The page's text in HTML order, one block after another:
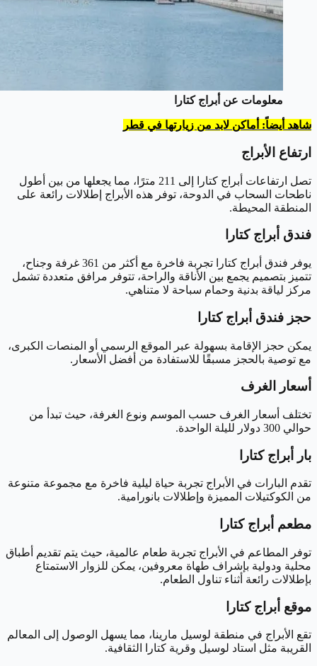
معلومات عن أبراج كتارا
شاهد أيضاً: أماكن لابد من زيارتها في قطر
ارتفاع الأبراج
تصل ارتفاعات أبراج كتارا إلى 211 مترًا، مما يجعلها من بين أطول
ناطحات السحاب في الدوحة، توفر هذه الأبراج إطلالات رائعة على
المنطقة المحيطة.
فندق أبراج كتارا
يوفر فندق أبراج كتارا تجربة فاخرة مع أكثر من 361 غرفة وجناح،
تتميز بتصميم يجمع بين الأناقة والراحة، تتوفر مرافق متعددة تشمل
مركز لياقة بدنية وحمام سباحة لا متناهي.
حجز فندق أبراج كتارا
يمكن حجز الإقامة بسهولة عبر الموقع الرسمي أو المنصات الكبرى،
مع توصية بالحجز مسبقًا للاستفادة من أفضل الأسعار.
أسعار الغرف
تختلف أسعار الغرف حسب الموسم ونوع الغرفة، حيث تبدأ من
حوالي 300 دولار لليلة الواحدة.
بار أبراج كتارا
تقدم البارات في الأبراج تجربة حياة ليلية فاخرة مع مجموعة متنوعة
من الكوكتيلات المميزة وإطلالات بانورامية.
مطعم أبراج كتارا
توفر المطاعم في الأبراج تجربة طعام عالمية، حيث يتم تقديم أطباق
محلية ودولية بإشراف طهاة معروفين، يمكن للزوار الاستمتاع
بإطلالات رائعة أثناء تناول الطعام.
موقع أبراج كتارا
تقع الأبراج في منطقة لوسيل مارينا، مما يسهل الوصول إلى المعالم
القريبة مثل استاد لوسيل وقرية كتارا الثقافية.